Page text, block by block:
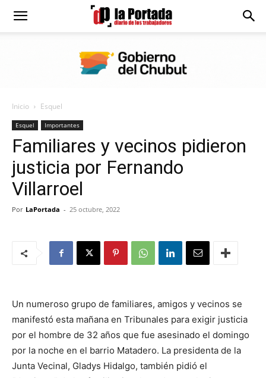
Diario
Portada
Inicio Esquel
Esquel Importantes
Familiares y vecinos pidieron
justicia por Fernando
Villarroel
Por LaPortada - 25 octubre, 2022
Un numeroso grupo de familiares, amigos y vecinos se
manifestó esta mañana en Tribunales para exigir justicia
por el hombre de 32 años que fue asesinado el domingo
por la noche en el barrio Matadero. La presidenta de la
Junta Vecinal, Gladys Hidalgo, también pidió el